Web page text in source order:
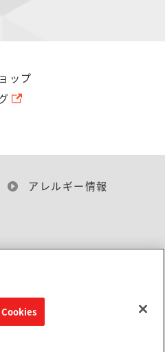
ップ
アレルギー情報